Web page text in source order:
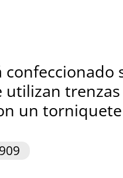
confeccionado
utilizan
un